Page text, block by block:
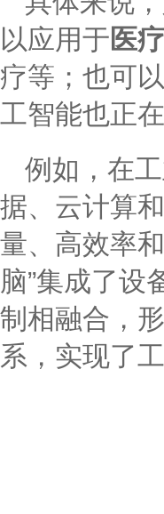
以应用于医
疗等；也可
工智能也正
例如，在
据、云计算
量、高效率
脑”集成了设
制相融合，
系，实现了